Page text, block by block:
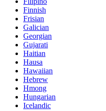
Finnish
Frisian
Galician
Georgian
Gujarati
Haitian
Hausa
Hawaiian
Hebrew
Hmong
Hungarian
Icelandic